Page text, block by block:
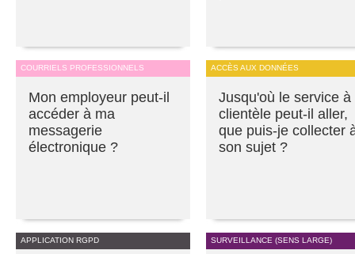
COURRIELS PROFESSIONNELS
Mon employeur peut-il
accéder à ma
messagerie
électronique ?
ACCÈS AUX DONNÉES
Jusqu'où le service à
clientèle peut-il aller,
que puis-je collecter
son sujet ?
APPLICATION RGPD SURVEILLANCE (SENS LARGE)